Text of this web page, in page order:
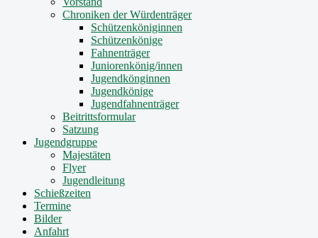
Chroniken der Würdenträger
Schützenköniginnen
Schützenkönige
Fahnenträger
Juniorenkönig/innen
Jugendkönginnen
Jugendkönige
Jugendfahnenträger
Beitrittsformular
Satzung
Jugendgruppe
Majestäten
Flyer
Jugendleitung
Schießzeiten
Termine
Bilder
Anfahrt